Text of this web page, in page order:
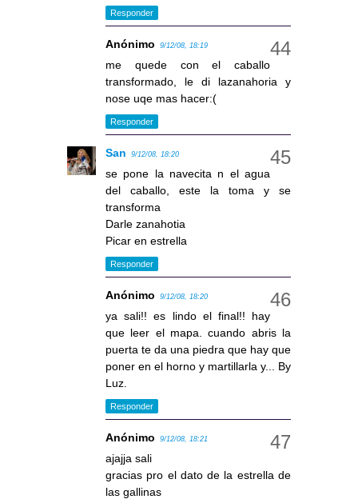
Responder
Anónimo 9/12/08, 18:19
me quede con el caballo
transformado, le di lazanahoria y
nose uqe mas hacer:(
Responder
San 9/12/08, 18:20
se pone la navecita n el agua
del caballo, este la toma y se
transforma
Darle zanahotia
Picar en estrella
Responder
Anónimo 9/12/08, 18:20
ya sali!! es lindo el final!! hay
que leer el mapa. cuando abris la
puerta te da una piedra que hay que
poner en el horno y martillarla y... By
Luz.
Responder
Anónimo 9/12/08, 18:21
ajajja sali
gracias pro el dato de la estrella de
las gallinas